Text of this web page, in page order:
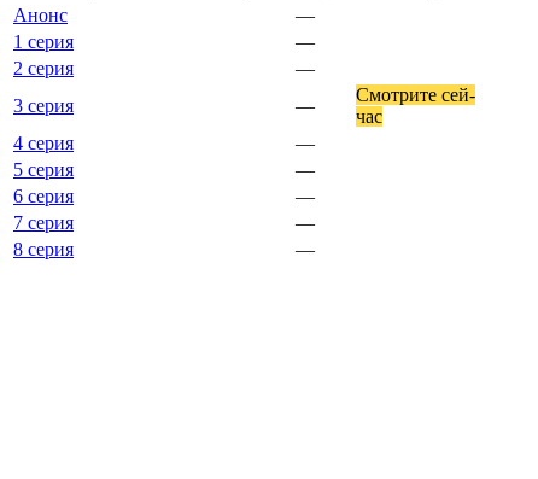
Анонс
—
1 серия
—
2 серия
—
3 серия
—
Смот­ри­те сей­
час
4 серия
—
5 серия
—
6 серия
—
7 серия
—
8 серия
—